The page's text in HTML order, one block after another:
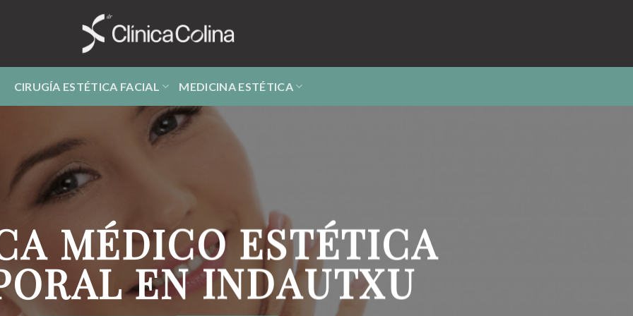
CIRUGÍA ESTÉTICA FACIAL MEDICINA ESTÉTICA
MÉDICO ESTÉTICA
EN INDAUTXU